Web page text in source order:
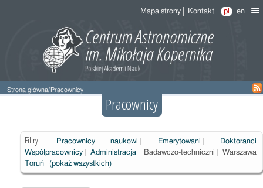
Mapa strony Kontakt pl en
Strona główna/ Pracownicy
Pracownicy
Filtry: Pracownicy naukowi Emerytowani
Doktoranci
Współpracownicy
Administracja Badawczo-techniczni
Warszawa
Toruń
(pokaż wszystkich)